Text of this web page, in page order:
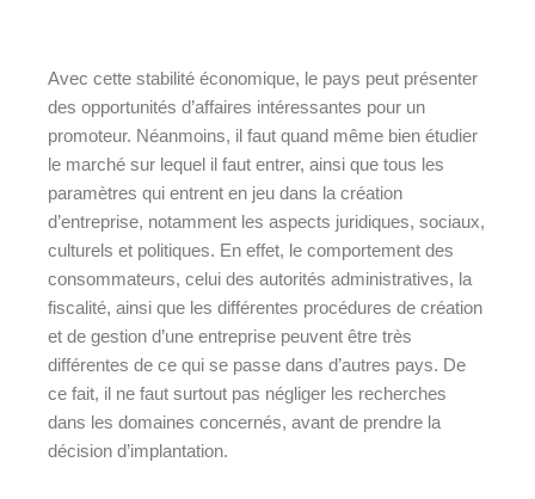
Avec cette stabilité économique, le pays peut présenter
des opportunités d’affaires intéressantes pour un
promoteur. Néanmoins, il faut quand même bien étudier
le marché sur lequel il faut entrer, ainsi que tous les
paramètres qui entrent en jeu dans la création
d’entreprise, notamment les aspects juridiques, sociaux,
culturels et politiques. En effet, le comportement des
consommateurs, celui des autorités administratives, la
fiscalité, ainsi que les différentes procédures de création
et de gestion d’une entreprise peuvent être très
différentes de ce qui se passe dans d’autres pays. De
ce fait, il ne faut surtout pas négliger les recherches
dans les domaines concernés, avant de prendre la
décision d’implantation.